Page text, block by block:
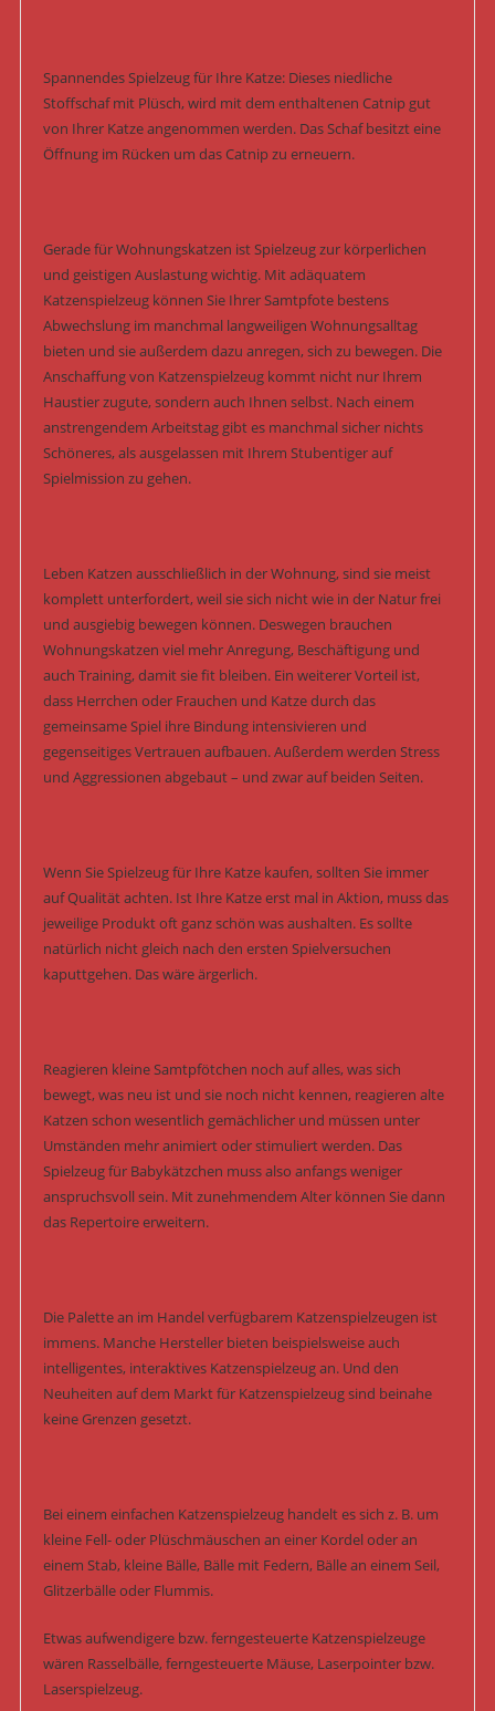
Spannendes Spielzeug für Ihre Katze: Dieses niedliche
Stoffschaf mit Plüsch, wird mit dem enthaltenen Catnip gut
von Ihrer Katze angenommen werden. Das Schaf besitzt eine
Öffnung im Rücken um das Catnip zu erneuern.
Gerade für Wohnungskatzen ist Spielzeug zur körperlichen
und geistigen Auslastung wichtig. Mit adäquatem
Katzenspielzeug können Sie Ihrer Samtpfote bestens
Abwechslung im manchmal langweiligen Wohnungsalltag
bieten und sie außerdem dazu anregen, sich zu bewegen. Die
Anschaffung von Katzenspielzeug kommt nicht nur Ihrem
Haustier zugute, sondern auch Ihnen selbst. Nach einem
anstrengendem Arbeitstag gibt es manchmal sicher nichts
Schöneres, als ausgelassen mit Ihrem Stubentiger auf
Spielmission zu gehen.
Leben Katzen ausschließlich in der Wohnung, sind sie meist
komplett unterfordert, weil sie sich nicht wie in der Natur frei
und ausgiebig bewegen können. Deswegen brauchen
Wohnungskatzen viel mehr Anregung, Beschäftigung und
auch Training, damit sie fit bleiben. Ein weiterer Vorteil ist,
dass Herrchen oder Frauchen und Katze durch das
gemeinsame Spiel ihre Bindung intensivieren und
gegenseitiges Vertrauen aufbauen. Außerdem werden Stress
und Aggressionen abgebaut – und zwar auf beiden Seiten.
Wenn Sie Spielzeug für Ihre Katze kaufen, sollten Sie immer
auf Qualität achten. Ist Ihre Katze erst mal in Aktion, muss das
jeweilige Produkt oft ganz schön was aushalten. Es sollte
natürlich nicht gleich nach den ersten Spielversuchen
kaputtgehen. Das wäre ärgerlich.
Reagieren kleine Samtpfötchen noch auf alles, was sich
bewegt, was neu ist und sie noch nicht kennen, reagieren alte
Katzen schon wesentlich gemächlicher und müssen unter
Umständen mehr animiert oder stimuliert werden. Das
Spielzeug für Babykätzchen muss also anfangs weniger
anspruchsvoll sein. Mit zunehmendem Alter können Sie dann
das Repertoire erweitern.
Die Palette an im Handel verfügbarem Katzenspielzeugen ist
immens. Manche Hersteller bieten beispielsweise auch
intelligentes, interaktives Katzenspielzeug an. Und den
Neuheiten auf dem Markt für Katzenspielzeug sind beinahe
keine Grenzen gesetzt.
Bei einem einfachen Katzenspielzeug handelt es sich z. B. um
kleine Fell- oder Plüschmäuschen an einer Kordel oder an
einem Stab, kleine Bälle, Bälle mit Federn, Bälle an einem Seil,
Glitzerbälle oder Flummis.
Etwas aufwendigere bzw. ferngesteuerte Katzenspielzeuge
wären Rasselbälle, ferngesteuerte Mäuse, Laserpointer bzw.
Laserspielzeug.